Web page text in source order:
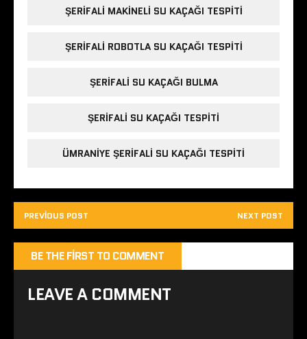
ŞERIFALI MAKINELI SU KAÇAĞI TESPITI
ŞERIFALI ROBOTLA SU KAÇAĞI TESPITI
ŞERIFALI SU KAÇAĞI BULMA
ŞERIFALI SU KAÇAĞI TESPITI
ÜMRANIYE ŞERIFALI SU KAÇAĞI TESPITI
PREVIOUS POST NEXT POST
BE THE FIRST TO COMMENT
LEAVE A COMMENT